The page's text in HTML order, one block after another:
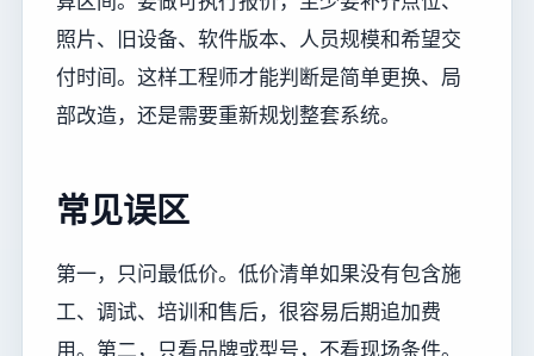
照片、旧设备、软件版本、人员规模和希望交
付时间。这样工程师才能判断是简单更换、局
部改造，还是需要重新规划整套系统。
常见误区
第一，只问最低价。低价清单如果没有包含施
工、调试、培训和售后，很容易后期追加费
用。第二，只看品牌或型号，不看现场条件。